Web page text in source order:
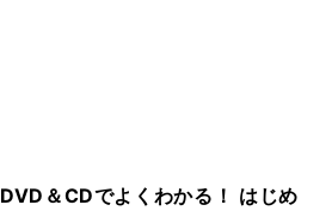
DVD＆CDでよくわかる！ はじめ